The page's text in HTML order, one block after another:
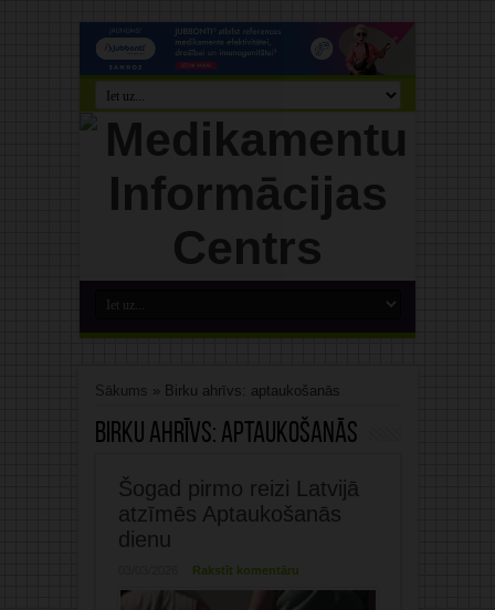
Sākums » Birku ahrīvs: aptaukošanās
Birku ahrīvs: aptaukošanās
Šogad pirmo reizi Latvijā
atzīmēs Aptaukošanās
dienu
Rakstīt komentāru